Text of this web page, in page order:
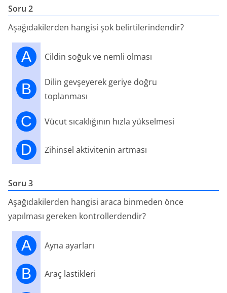
Soru 2
Aşağıdakilerden hangisi şok belirtilerindendir?
A Cildin soğuk ve nemli olması
B
Dilin gevşeyerek geriye doğru
toplanması
C Vücut sıcaklığının hızla yükselmesi
D Zihinsel aktivitenin artması
Soru 3
Aşağıdakilerden hangisi araca binmeden önce
yapılması gereken kontrollerdendir?
A Ayna ayarları
B Araç lastikleri